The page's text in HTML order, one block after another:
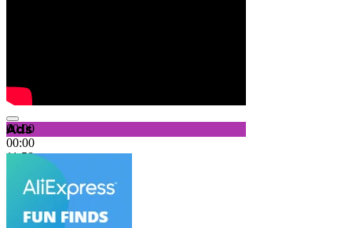
00:00
00:00
11:58
Ads